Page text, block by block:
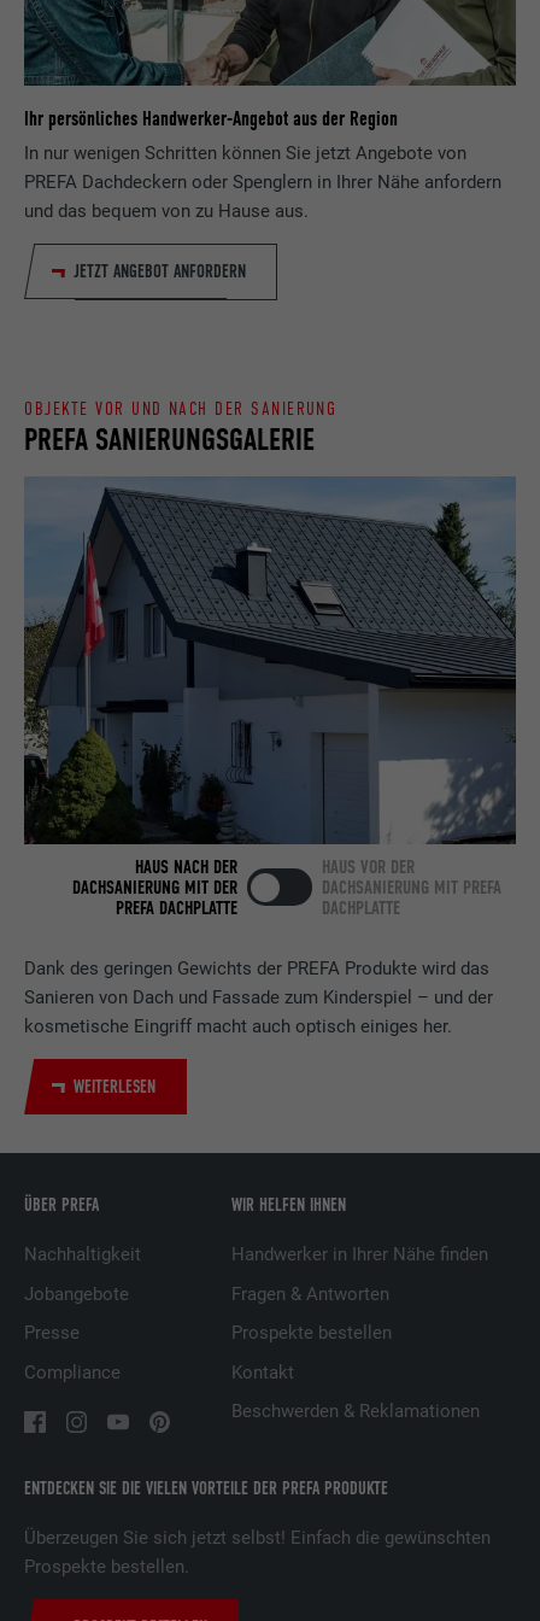
Ihr persönliches Handwerker-Angebot aus der Region
In nur wenigen Schritten können Sie jetzt Angebote von
PREFA Dachdeckern oder Spenglern in Ihrer Nähe anfordern
und das bequem von zu Hause aus.
JETZT ANGEBOT ANFORDERN
Dank des geringen Gewichts der PREFA Produkte wird das
Sanieren von Dach und Fassade zum Kinderspiel – und der
kosmetische Eingriff macht auch optisch einiges her.
WEITERLESEN
PREFA SANIERUNGSGALERIE
OBJEKTE VOR UND NACH DER SANIERUNG
HAUS NACH DER
DACHSANIERUNG MIT DER
PREFA DACHPLATTE
HAUS VOR DER
DACHSANIERUNG MIT PREFA
DACHPLATTE
ENTDECKEN SIE DIE VIELEN VORTEILE DER PREFA PRODUKTE
Überzeugen Sie sich jetzt selbst! Einfach die gewünschten
Prospekte bestellen.
ÜBER PREFA
Nachhaltigkeit
Jobangebote
Presse
Compliance
WIR HELFEN IHNEN
Handwerker in Ihrer Nähe finden
Fragen & Antworten
Prospekte bestellen
Kontakt
Beschwerden & Reklamationen
Besucher die Website nutzt, zu generieren.
Name _gaexp
Anbieter Google Optimize
Laufzeit 90 Tage
Wird testweise gesetzt, um zu prüfen, ob
der Browser das Setzen von Cookies
Anbieter ads.linkedin.com
Laufzeit Sitzung
Zweck
Speichert die vom Benutzer ausgewählte
Sprach version einer Webseite.
Zweck
Webseite ein eingebettetes "Folgen Sie
uns"-Fenster enthält.
Name bcookie
Anbieter LinkedIn
Laufzeit 2 Jahre
Zweck
Verwendet vom Social-Networking-Dienst
LinkedIn für die Verfolgung der
Verwendung von eingebetteten
Dienstleistungen.
LinkedIn
Laufzeit 2 Jahre
Zweck
Verwendet vom Social-Networking-Dienst
LinkedIn für die Verfolgung der
Laufzeit
Wird verwendet, um Besucher auf
mehreren Webseiten zu verfolgen, um
Präferenzen des Besuchers zu
lidc
Anbieter